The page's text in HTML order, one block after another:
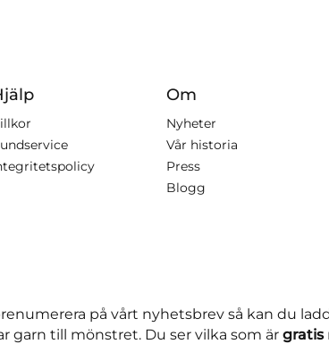
Om
Nyheter
Vår historia
Press
Blogg
på vårt nyhetsbrev så kan du
garn till mönstret. Du ser vilka som är gratis